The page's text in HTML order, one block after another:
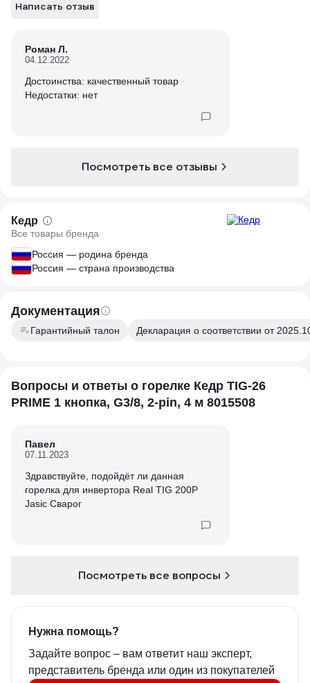
Написать отзыв
Роман Л.
04.12.2022
Достоинства: качественный товар
Недостатки: нет
Посмотреть все отзывы
Кедр
Все товары бренда
Россия — родина бренда
Россия — страна производства
Документация
Гарантийный талон Декларация о соответствии от
Вопросы и ответы о горелке Кедр TIG-26
PRIME 1 кнопка, G3/8, 2-pin, 4 м 8015508
Павел
07.11.2023
Здравствуйте, подойдёт ли данная
горелка для инвертора Real TIG 200P
Jasic Сварог
Посмотреть все вопросы
Нужна помощь?
Задайте вопрос – вам ответит наш эксперт,
представитель бренда или один из покупателей